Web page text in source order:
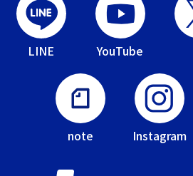
LINE YouTube
note Instagram